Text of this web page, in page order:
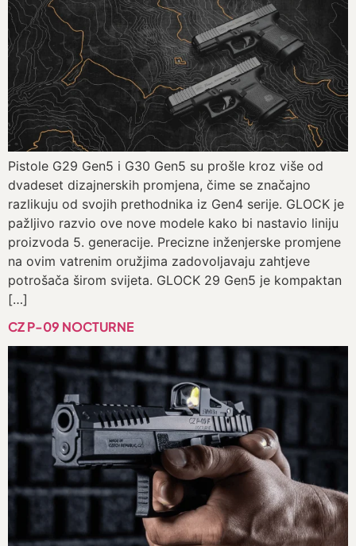
Pistole G29 Gen5 i G30 Gen5 su prošle kroz više od
dvadeset dizajnerskih promjena, čime se značajno
razlikuju od svojih prethodnika iz Gen4 serije. GLOCK je
pažljivo razvio ove nove modele kako bi nastavio liniju
proizvoda 5. generacije. Precizne inženjerske promjene
na ovim vatrenim oružjima zadovoljavaju zahtjeve
potrošača širom svijeta. GLOCK 29 Gen5 je kompaktan
[…]
CZ P-09 NOCTURNE